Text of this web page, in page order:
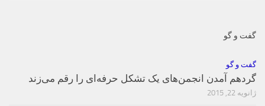
گفت و گو
گفت و گو
گردهم آمدن انجمن‌های یک تشکل حرفه‌ای را رقم می‌زند
ژانویه 22, 2015